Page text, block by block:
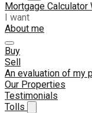
Mortgage Calculator
I want
About me
Buy
Sell
An evaluation of my
Our Properties
Testimonials
Tolls